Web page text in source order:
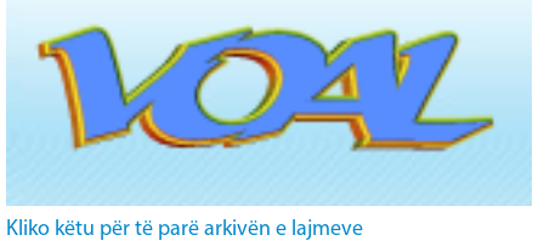
Kliko këtu për të parë arkivën e lajmeve